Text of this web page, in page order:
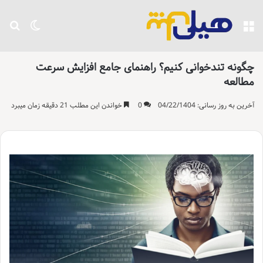
تغییر منو
چگونه تندخوانی کنیم؟ راهنمای جامع افزایش سرعت
مطالعه
آخرین به روز رسانی: 04/22/1404 0 خواندن این مطلب 21 دقیقه زمان میبرد